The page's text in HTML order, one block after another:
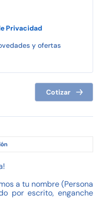
Privacidad
y ofertas
Cotizar
a tu nombre (Persona
por escrito, enganche